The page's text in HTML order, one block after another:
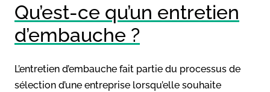
Qu’est-ce qu’un entretien
d’embauche ?
L’entretien d’embauche fait partie du processus de
sélection d’une entreprise lorsqu’elle souhaite